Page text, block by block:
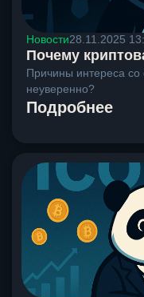
Новости28.11.2025
Почему
Причины интереса со
неуверенно?
Подробнее